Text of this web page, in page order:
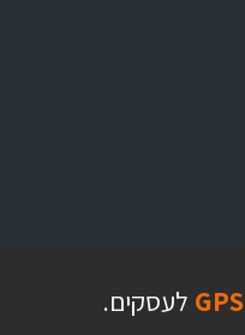
GPS לעסקים.